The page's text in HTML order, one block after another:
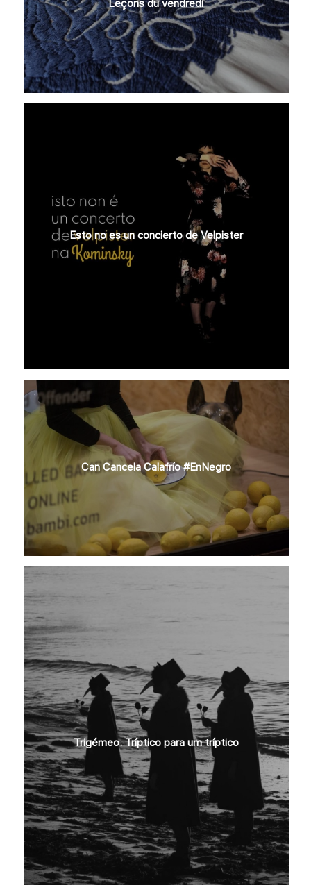
Leçons du vendredi
Esto no es un concierto de Velpister
Can Cancela Calafrío #EnNegro
Trigémeo. Tríptico para um tríptico